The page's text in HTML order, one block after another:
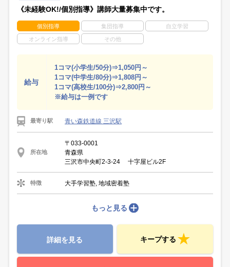
《未経験OK!/個別指導》講師大量募集中です。
個別指導 集団指導 自立学習
オンライン指導 その他
給与
1コマ(小学生/50分)⇒1,050円～
1コマ(中学生/80分)⇒1,808円～
1コマ(高校生/100分)⇒2,800円～
※給与は一例です
最寄り駅 青い森鉄道線 三沢駅
所在地
〒033-0001
青森県
三沢市中央町2-3-24 十字屋ビル2F
特徴 大手学習塾, 地域密着塾
もっと見る
詳細を見る キープする